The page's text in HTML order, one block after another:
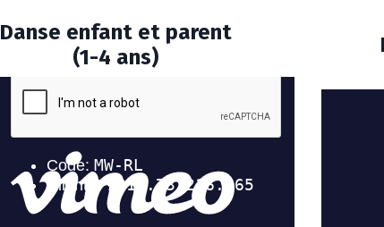
Danse enfant et parent
(1-4 ans)